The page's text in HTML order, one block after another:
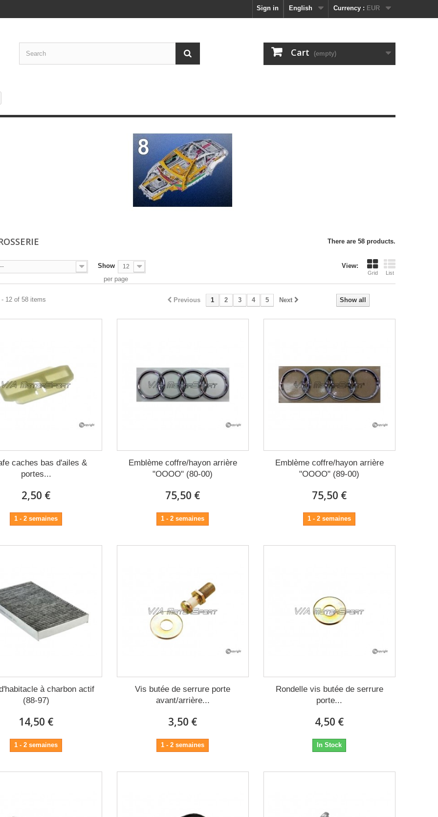
Currency : EUR
English
Sign in
Cart (empty)
There are 58 products.
View:
Grid List
-- Show 12
per page
Show all
Previous 1 2 3 4 5 Next
12 of 58 items
caches bas d'ailes &
portes...
2,50 €
1 - 2 semaines
Emblème coffre/hayon arrière
"OOOO" (80-00)
75,50 €
1 - 2 semaines
Emblème coffre/hayon arrière
"OOOO" (89-00)
75,50 €
1 - 2 semaines
à charbon actif
(88-97)
14,50 €
1 - 2 semaines
Vis butée de serrure porte
avant/arrière...
3,50 €
1 - 2 semaines
Rondelle vis butée de serrure
porte...
4,50 €
In Stock